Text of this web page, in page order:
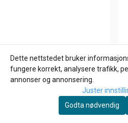
Dette nettstedet bruker
fungere korrekt, analysere trafikk,
annonser og annonsering.
Juster
Godta nødvendig